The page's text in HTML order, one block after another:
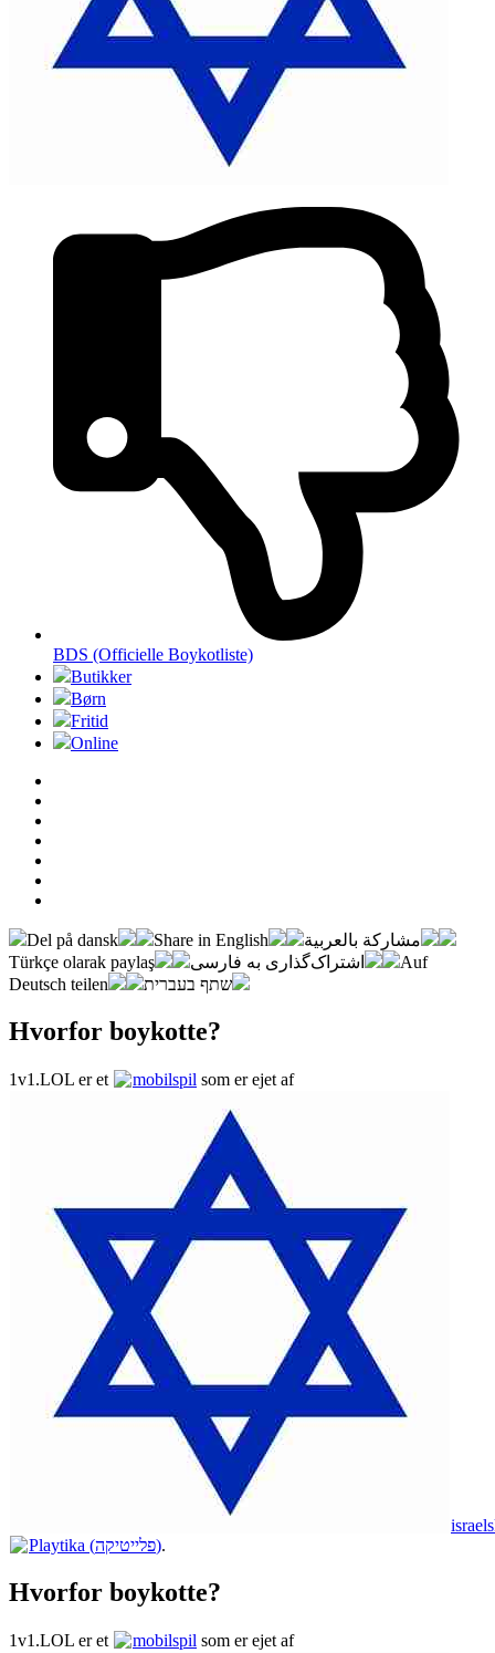
BDS (Officielle Boykotliste)
Butikker
Børn
Fritid
Online
Del på dansk Share in English
مشاركة بالعربية
Türkçe olarak paylaş
اشتراک‌گذاری به فارسی
Auf
Deutsch teilen
שתף בעברית
Hvorfor boykotte?
1v1.LOL er et mobilspil som er ejet af
Playtika (פלייטיקה).
Hvorfor boykotte?
1v1.LOL er et mobilspil som er ejet af